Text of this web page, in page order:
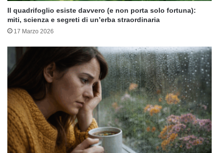
Il quadrifoglio esiste davvero (e non porta solo fortuna):
miti, scienza e segreti di un’erba straordinaria
17 Marzo 2026